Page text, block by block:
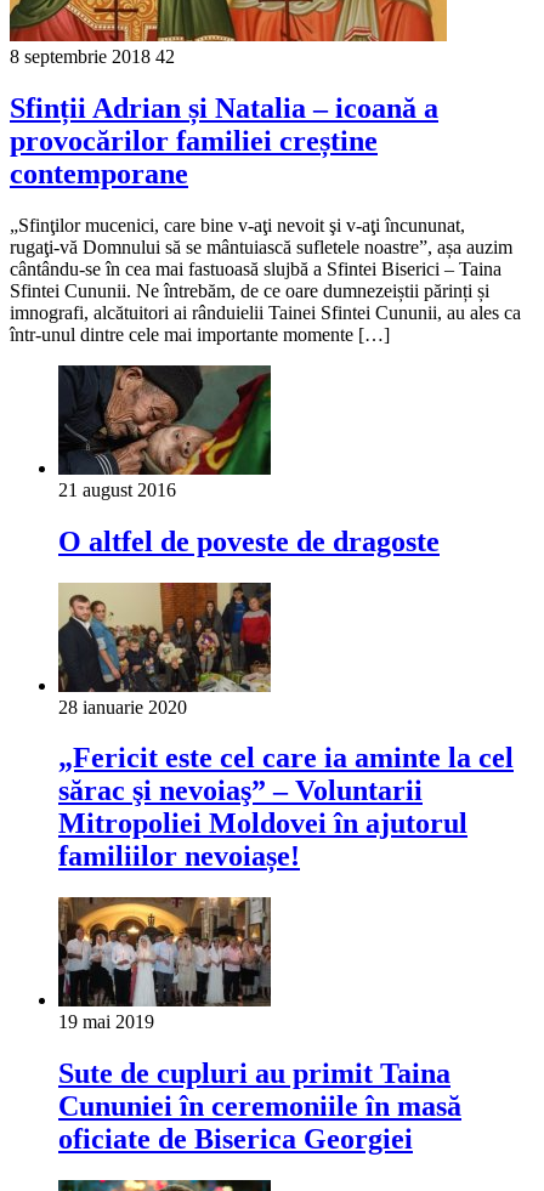
8 septembrie 2018 42
Sfinții Adrian și Natalia – icoană a
provocărilor familiei creștine
contemporane
„Sfinţilor mucenici, care bine v‑aţi nevoit şi v‑aţi încununat,
rugaţi‑vă Domnului să se mântuiască sufletele noastre”, așa auzim
cântându-se în cea mai fastuoasă slujbă a Sfintei Biserici – Taina
Sfintei Cununii. Ne întrebăm, de ce oare dumnezeiștii părinți și
imnografi, alcătuitori ai rânduielii Tainei Sfintei Cununii, au ales ca
într-unul dintre cele mai importante momente […]
21 august 2016
O altfel de poveste de dragoste
28 ianuarie 2020
„Fericit este cel care ia aminte la cel
sărac şi nevoiaş” – Voluntarii
Mitropoliei Moldovei în ajutorul
familiilor nevoiașe!
19 mai 2019
Sute de cupluri au primit Taina
Cununiei în ceremoniile în masă
oficiate de Biserica Georgiei